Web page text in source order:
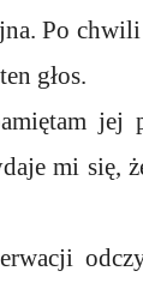
Po chwili
głos.
jej
mi się,